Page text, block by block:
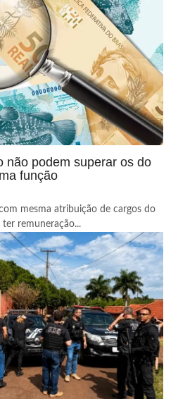
não podem superar os do
função
mesma atribuição de cargos do
remuneração...